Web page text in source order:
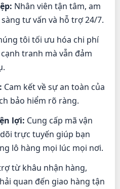
Nhân viên tận tâm, am
tư vấn và hỗ trợ 24/7.
tôi tối ưu hóa chi phí
tranh mà vẫn đảm
Cam kết về sự an toàn của
bảo hiểm rõ ràng.
lợi: Cung cấp mã vận
trực tuyến giúp bạn
lô hàng mọi lúc mọi nơi.
từ khâu nhận hàng,
quan đến giao hàng tận